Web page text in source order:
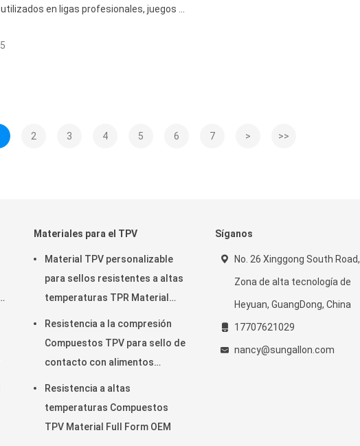
en ligas profesionales, juegos ...
2 3 4 5 6 7 > >>
Materiales para el TPV
Material TPV personalizable
para sellos resistentes a altas
temperaturas TPR Material
Resistencia a la compresión
Compuestos TPV para sello de
contacto con alimentos
Resistencia a altas
temperaturas Compuestos
TPV Material Full Form OEM
Síganos
No. 26 Xinggong South Road,
Zona de alta tecnología de
Heyuan, GuangDong, China
17707621029
nancy@sungallon.com